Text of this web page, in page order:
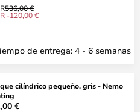
536,00 €
-120,00 €
de entrega: 4 - 6 semanas
cilíndrico pequeño, gris - Nemo
€